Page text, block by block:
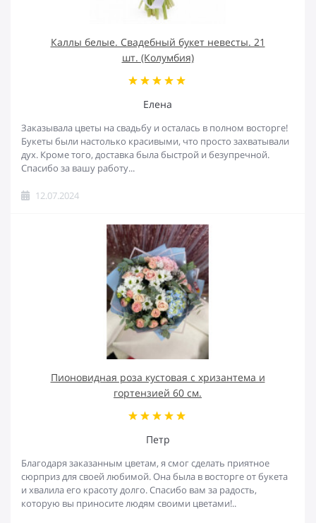
Каллы белые. Свадебный букет невесты. 21
шт. (Колумбия)
Елена
Заказывала цветы на свадьбу и осталась в полном восторге!
Букеты были настолько красивыми, что просто захватывали
дух. Кроме того, доставка была быстрой и безупречной.
Спасибо за вашу работу...
12.07.2024
Пионовидная роза кустовая с хризантема и
гортензией 60 см.
Петр
Благодаря заказанным цветам, я смог сделать приятное
сюрприз для своей любимой. Она была в восторге от букета
и хвалила его красоту долго. Спасибо вам за радость,
которую вы приносите людям своими цветами!..